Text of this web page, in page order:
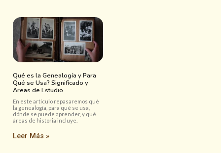
Qué es la Genealogía y Para
Qué se Usa? Significado y
Areas de Estudio
En este artículo repasaremos qué
la genealogía, para qué se usa,
dónde se puede aprender, y qué
áreas de historia incluye.
Leer Más »